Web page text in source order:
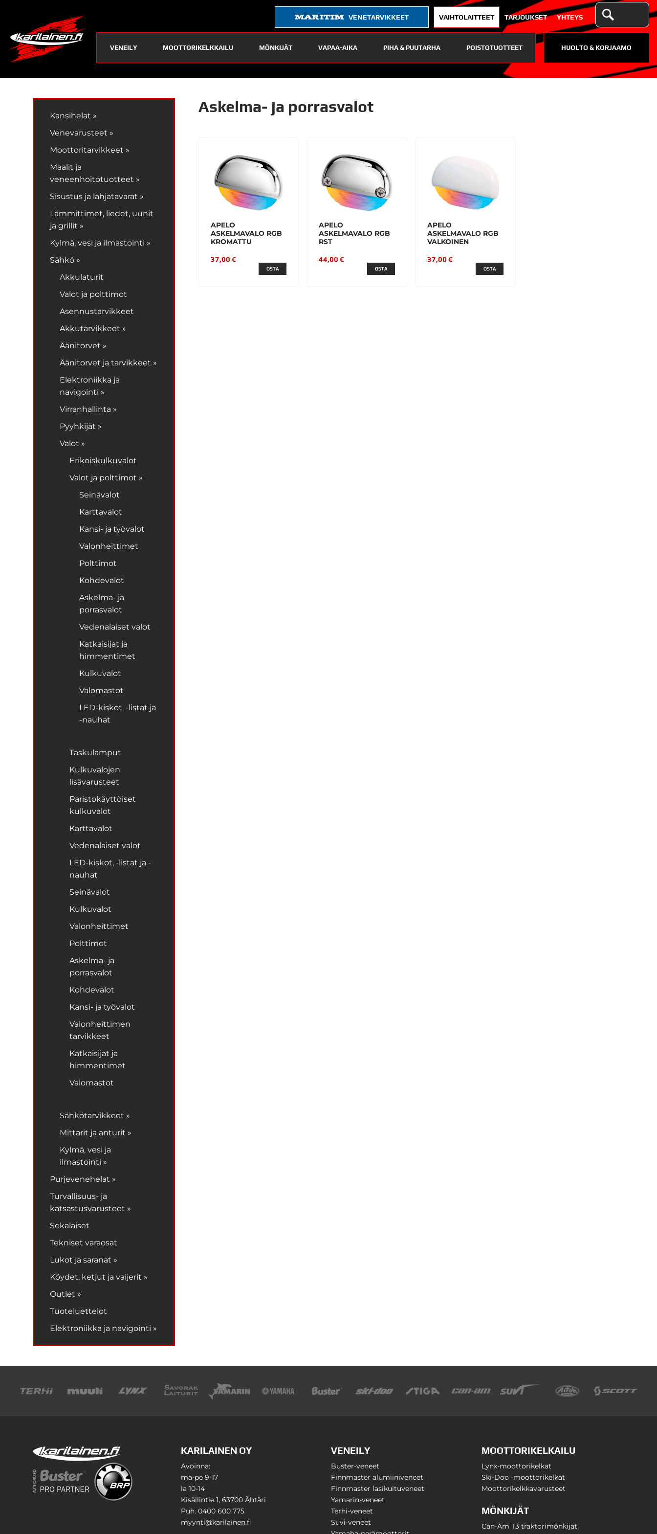
VENETARVIKKEET VAIHTOLAITTEET TARJOUKSET YHTEYS
VENEILY MOOTTORIKELKKAILU MÖNKIJÄT VAPAA-AIKA PIHA & PUUTARHA POISTOTUOTTEET HUOLTO & KORJAAMO
Kansihelat »
Venevarusteet »
Moottoritarvikkeet »
Maalit ja
veneenhoitotuotteet »
Sisustus ja lahjatavarat »
Lämmittimet, liedet, uunit
ja grillit »
Kylmä, vesi ja ilmastointi »
Sähkö »
Akkulaturit
Valot ja polttimot
Asennustarvikkeet
Akkutarvikkeet »
Äänitorvet »
Äänitorvet ja tarvikkeet »
Elektroniikka ja
navigointi »
Virranhallinta »
Pyyhkijät »
Valot »
Erikoiskulkuvalot
Valot ja polttimot »
Seinävalot
Karttavalot
Kansi- ja työvalot
Valonheittimet
Polttimot
Kohdevalot
Askelma- ja
porrasvalot
Vedenalaiset valot
Katkaisijat ja
himmentimet
Kulkuvalot
Valomastot
LED-kiskot, -listat ja
-nauhat
Taskulamput
Kulkuvalojen
lisävarusteet
Paristokäyttöiset
kulkuvalot
Karttavalot
Vedenalaiset valot
LED-kiskot, -listat ja -
nauhat
Seinävalot
Kulkuvalot
Valonheittimet
Polttimot
Askelma- ja
porrasvalot
Kohdevalot
Kansi- ja työvalot
Valonheittimen
tarvikkeet
Katkaisijat ja
himmentimet
Valomastot
Sähkötarvikkeet »
Mittarit ja anturit »
Kylmä, vesi ja
ilmastointi »
Purjevenehelat »
Turvallisuus- ja
katsastusvarusteet »
Sekalaiset
Tekniset varaosat
Lukot ja saranat »
Köydet, ketjut ja vaijerit »
Outlet »
Tuoteluettelot
Elektroniikka ja navigointi »
Askelma- ja porrasvalot
APELO
ASKELMAVALO RGB
KROMATTU
37,00 €
OSTA
APELO
ASKELMAVALO RGB
RST
44,00 €
OSTA
APELO
ASKELMAVALO RGB
VALKOINEN
37,00 €
OSTA
KARILAINEN OY
Avoinna:
ma-pe 9-17
la 10-14
Kisällintie 1, 63700 Ähtäri
Puh. 0400 600 775
myynti@karilainen.fi
VENEILY
Buster-veneet
Finnmaster alumiiniveneet
Finnmaster lasikuituveneet
Yamarin-veneet
Terhi-veneet
Suvi-veneet
MOOTTORIKELKAILU
Lynx-moottorikelkat
Ski-Doo -moottorikelkat
Moottorikelkkavarusteet
MÖNKIJÄT
Can-Am T3 traktorimönkijät